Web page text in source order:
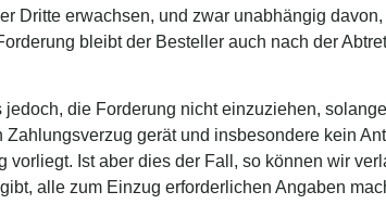
Dritte erwachsen, und zwar unabhängig
bleibt der Besteller auch nach der
jedoch, die Forderung nicht einzuziehen,
Zahlungsverzug gerät und insbesondere kein
vorliegt. Ist aber dies der Fall, so können wir
alle zum Einzug erforderlichen Angaben